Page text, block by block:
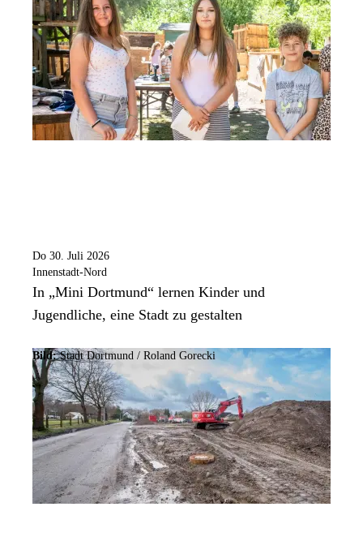
Do 30. Juli 2026
Innenstadt-Nord
In „Mini Dortmund“ lernen Kinder und
Jugendliche, eine Stadt zu gestalten
Bild:Stadt Dortmund / Roland Gorecki